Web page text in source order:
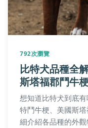
792次瀏覽
比特犬品種全
斯塔福郡鬥牛
想知道比特犬到底
特鬥牛梗、美國斯
細介紹各品種的外